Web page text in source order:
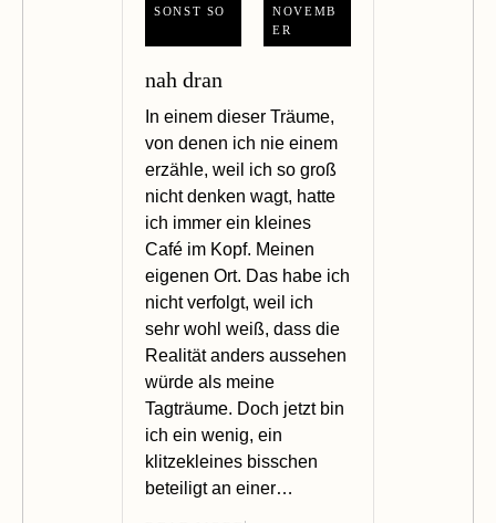
NOVEMB
ER
SONST SO
nah dran
In einem dieser Träume,
von denen ich nie einem
erzähle, weil ich so groß
nicht denken wagt, hatte
ich immer ein kleines
Café im Kopf. Meinen
eigenen Ort. Das habe ich
nicht verfolgt, weil ich
sehr wohl weiß, dass die
Realität anders aussehen
würde als meine
Tagträume. Doch jetzt bin
ich ein wenig, ein
klitzekleines bisschen
beteiligt an einer…